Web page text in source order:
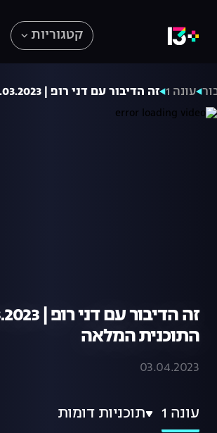
קטגוריות
עונה 1 זה הדיבור עם דני רופ | 13.03.2023 התוכנית המלאה
זה הדיבור עם
התוכנית המלאה
03.04.2023
עונה 1 תוכניות דומות